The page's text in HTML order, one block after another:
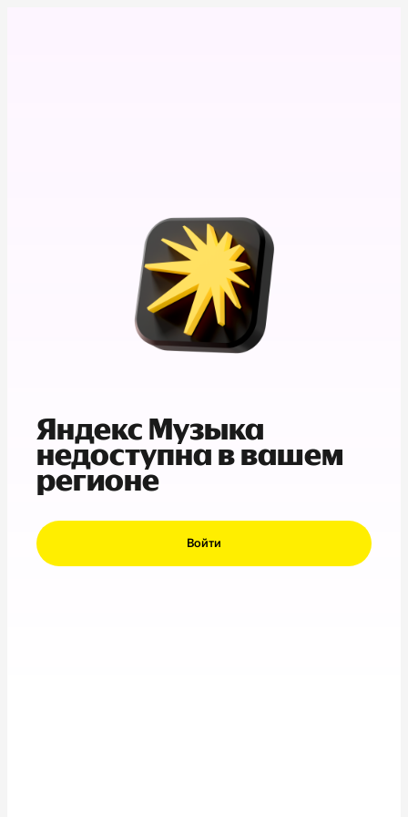
Яндекс Музыка
недоступна в вашем
регионе
Войти